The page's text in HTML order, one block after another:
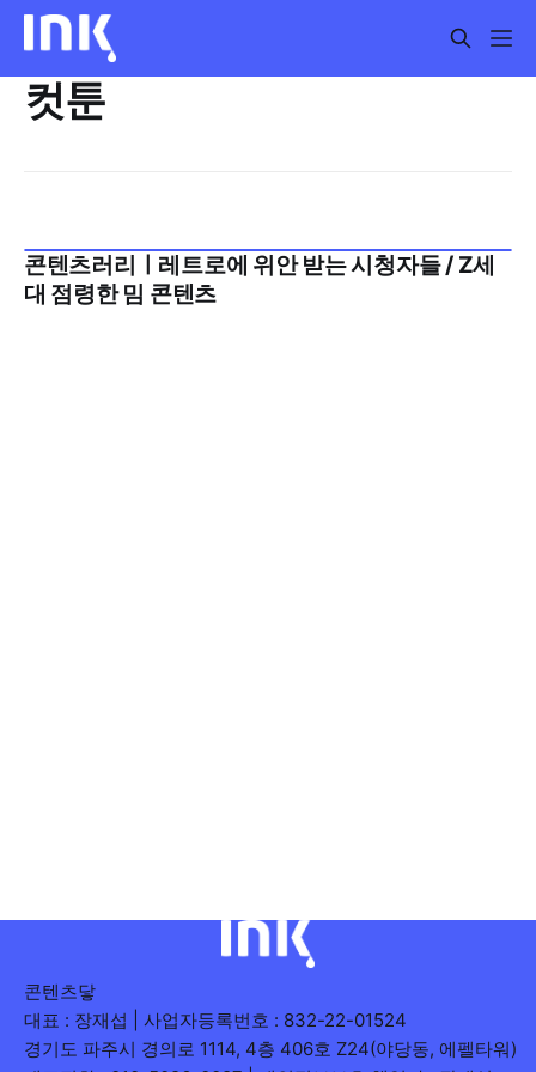
컷툰
2025년 10월 5주
콘텐츠러리ㅣ레트로에 위안 받는 시청자들 / Z세
대 점령한 밈 콘텐츠
콘텐츠닿
대표 : 장재섭 | 사업자등록번호 : 832-22-01524
경기도 파주시 경의로 1114, 4층 406호 Z24(야당동, 에펠타워)